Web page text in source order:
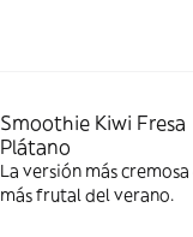
Smoothie Kiwi Fresa
Plátano
La versión más
más frutal del verano.